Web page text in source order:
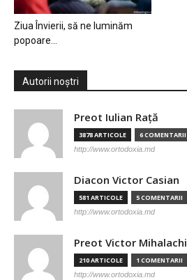
Ziua Învierii, să ne luminăm
popoare…
Autorii noștri
Preot Iulian Raţă
3878 ARTICOLE 6 COMENTARII
http://www.ortodoxia.md
Diacon Victor Casian
581 ARTICOLE 5 COMENTARII
http://www.ortodoxia.md
Preot Victor Mihalachi
210 ARTICOLE 1 COMENTARII
http://www.ortodoxia.md